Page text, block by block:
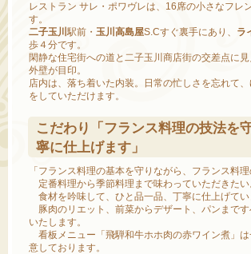
レストラン サレ・ポワヴレは、16席の小さなフレ
す。
二子玉川駅前・玉川高島屋S.Cすぐ裏手にあり、 ラ
歩４分です。
閑静な住宅街への道と二子玉川商店街の交差点に
外壁が目印。
店内は、落ち着いた内装。日常の忙しさを忘れて
をしていただけます。
こだわり「フランス料理の技法を
寧に仕上げます」
「フランス料理の基本を守りながら、フランス料理
定番料理から季節料理まで味わっていただきたい
食材を吟味して、ひと品一品、丁寧に仕上げてい
豚肉のリエット、前菜からデザート、パンまで
いたします。
看板メニュー「飛騨和牛ホホ肉の赤ワイン煮」
意しております。